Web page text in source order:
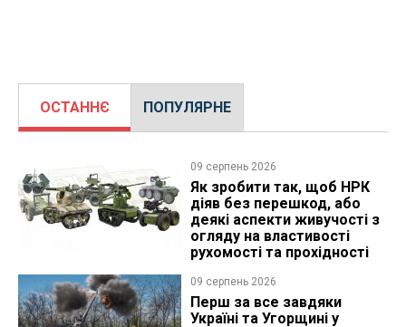
ОСТАННЄ ПОПУЛЯРНЕ
09 серпень 2026
Як зробити так, щоб НРК
діяв без перешкод, або
деякі аспекти живучості з
огляду на властивості
рухомості та прохідності
09 серпень 2026
Перш за все завдяки
Україні та Угорщині у